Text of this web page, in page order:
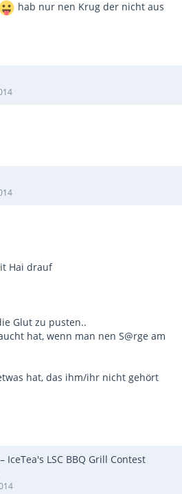
hab nur nen Krug der nicht aus
Hai drauf
Glut zu pusten..
hat, wenn man nen S@rge am
hat, das ihm/ihr nicht gehört
IceTea's LSC BBQ Grill Contest